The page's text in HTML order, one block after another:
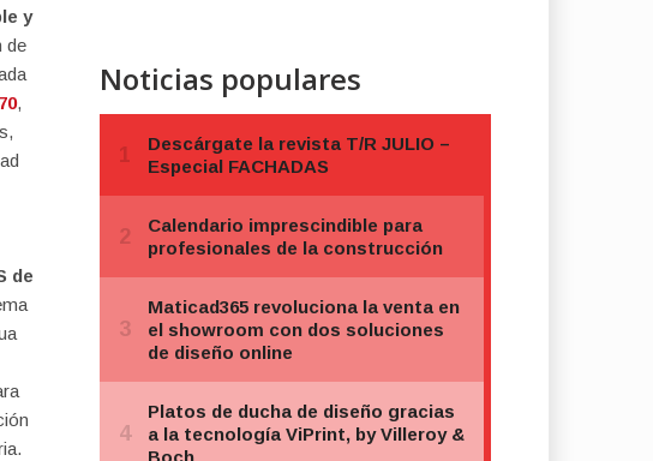
y
de
,
de
Noticias populares